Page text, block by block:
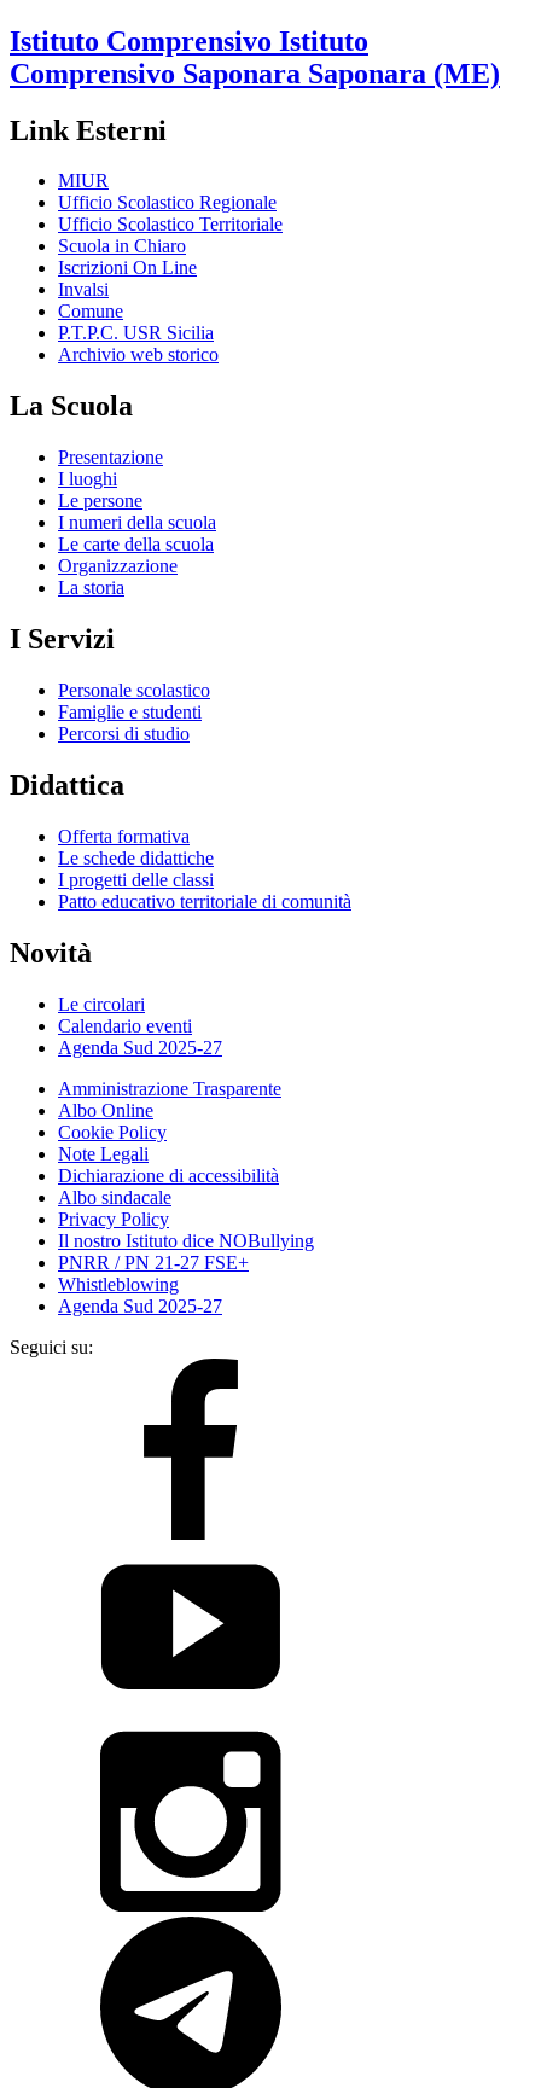
Istituto Comprensivo Istituto
Comprensivo Saponara Saponara (ME)
Link Esterni
MIUR
Ufficio Scolastico Regionale
Ufficio Scolastico Territoriale
Scuola in Chiaro
Iscrizioni On Line
Invalsi
Comune
P.T.P.C. USR Sicilia
Archivio web storico
La Scuola
Presentazione
I luoghi
Le persone
I numeri della scuola
Le carte della scuola
Organizzazione
La storia
I Servizi
Personale scolastico
Famiglie e studenti
Percorsi di studio
Didattica
Offerta formativa
Le schede didattiche
I progetti delle classi
Patto educativo territoriale di comunità
Novità
Le circolari
Calendario eventi
Agenda Sud 2025-27
Amministrazione Trasparente
Albo Online
Cookie Policy
Note Legali
Dichiarazione di accessibilità
Albo sindacale
Privacy Policy
Il nostro Istituto dice NOBullying
PNRR / PN 21-27 FSE+
Whistleblowing
Agenda Sud 2025-27
Seguici su: